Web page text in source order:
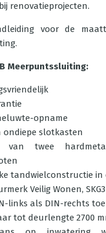
renovatieprojecten.
voor de
Meerpuntssluiting:
opname
ondiepe slotkasten
van twee
tandwielconstructie
Veilig Wonen,
links als DIN-rechts
tot deurlengte 2700